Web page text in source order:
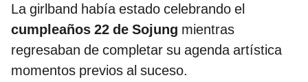
La girlband había estado celebrando el
cumpleaños 22 de Sojung mientras
regresaban de completar su agenda artística
momentos previos al suceso.